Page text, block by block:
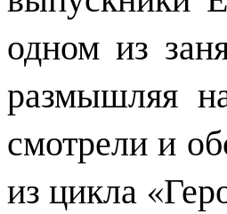
одном из
размышляя
смотрели и
из цикла